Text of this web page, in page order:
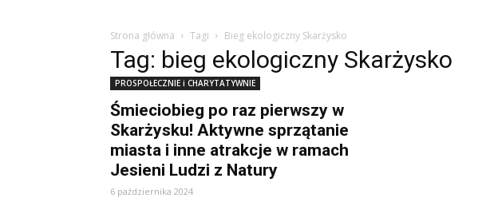
Strona główna Tagi Bieg ekologiczny Skarżysko
Tag: bieg ekologiczny Skarżysko
PROSPOŁECZNIE i CHARYTATYWNIE
Śmieciobieg po raz pierwszy w
Skarżysku! Aktywne sprzątanie
miasta i inne atrakcje w ramach
Jesieni Ludzi z Natury
6 października 2024